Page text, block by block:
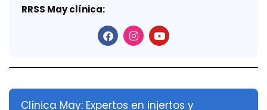
RRSS May clínica:
Clínica May: Expertos en injertos y